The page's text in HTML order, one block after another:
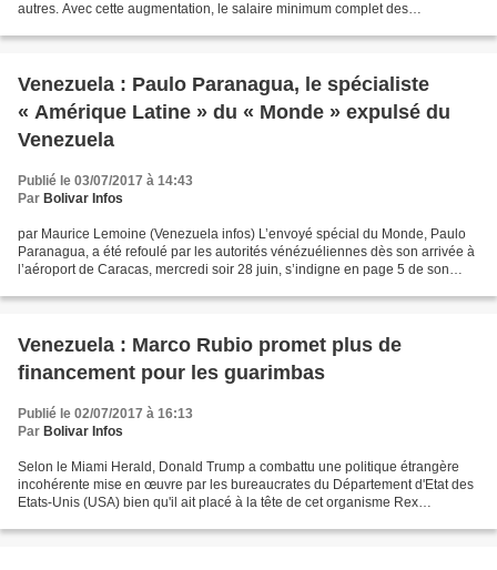
autres. Avec cette augmentation, le salaire minimum complet des
Venezuela : Paulo Paranagua, le spécialiste
« Amérique Latine » du « Monde » expulsé du
Venezuela
Publié le 03/07/2017 à 14:43
Par Bolivar Infos
par Maurice Lemoine (Venezuela infos) L’envoyé spécial du Monde, Paulo
Paranagua, a été refoulé par les autorités vénézuéliennes dès son arrivée à
l’aéroport de Caracas, mercredi soir 28 juin, s’indigne en page 5 de son
Venezuela : Marco Rubio promet plus de
financement pour les guarimbas
Publié le 02/07/2017 à 16:13
Par Bolivar Infos
Selon le Miami Herald, Donald Trump a combattu une politique étrangère
incohérente mise en œuvre par les bureaucrates du Département d'Etat des
Etats-Unis (USA) bien qu'il ait placé à la tête de cet organisme Rex